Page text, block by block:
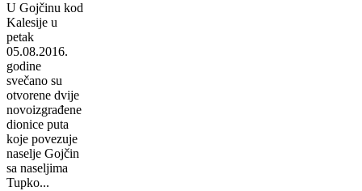
U Gojčinu kod
Kalesije u
petak
05.08.2016.
godine
svečano su
otvorene dvije
novoizgrađene
dionice puta
koje povezuje
naselje Gojčin
sa naseljima
Tupko...